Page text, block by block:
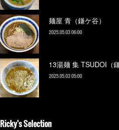
麺屋 青（鎌ケ谷）
2025.05.03 06:00
13湯麺 集 TSUDOI（
2025.05.03 05:00
Ricky's Selection